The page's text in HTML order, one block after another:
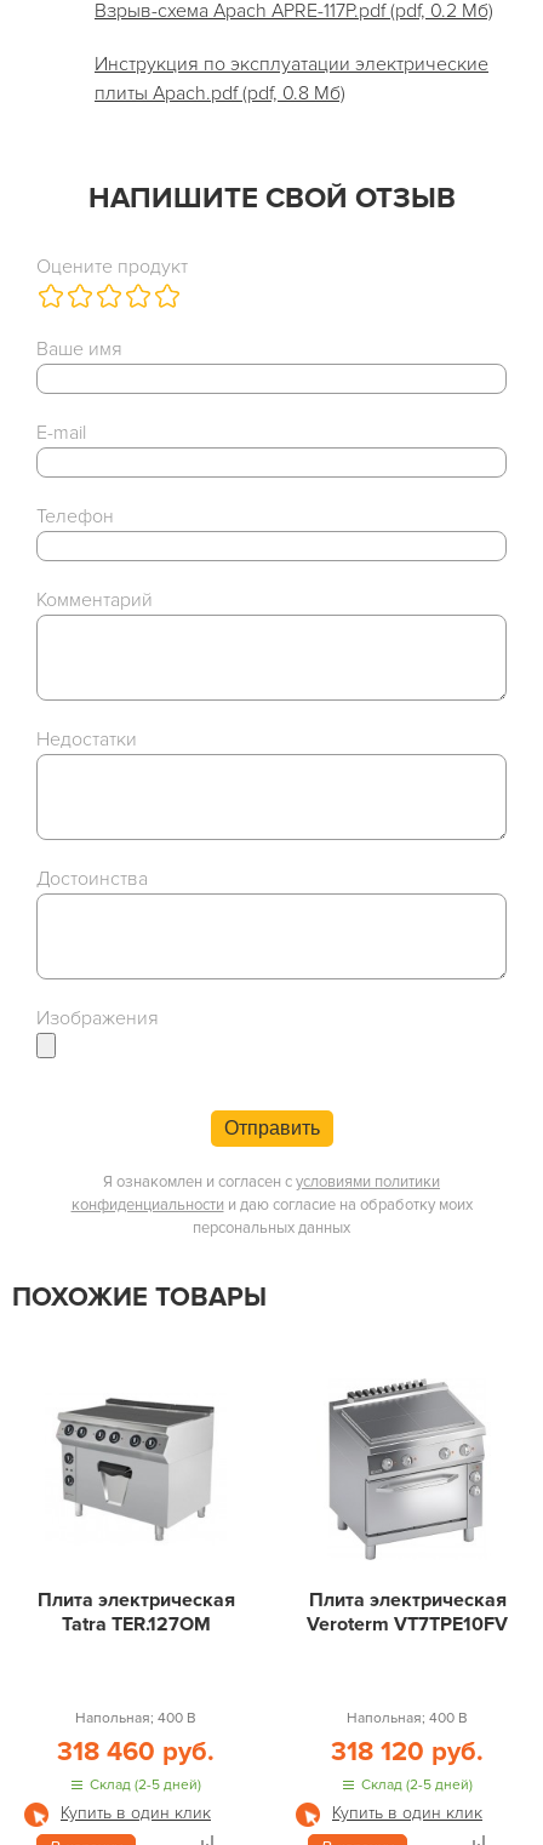
Взрыв-схема Apach APRE-117P.pdf (pdf, 0.2 Мб)
Инструкция по эксплуатации электрические
плиты Apach.pdf (pdf, 0.8 Мб)
НАПИШИТЕ СВОЙ ОТЗЫВ
Оцените продукт
Ваше имя
E-mail
Телефон
Комментарий
Недостатки
Достоинства
Изображения
Отправить
Я ознакомлен и согласен сусловиями политики
конфиденциальности и даю согласие на обработку моих
персональных данных
ПОХОЖИЕ ТОВАРЫ
Плита электрическая
Tatra TER.127OM
Напольная; 400 В
318 460 руб.
Склад (2-5 дней)
Купить в один клик
Плита электрическая
Veroterm VT7TPE10FV
Напольная; 400 В
318 120 руб.
Склад (2-5 дней)
Купить в один клик